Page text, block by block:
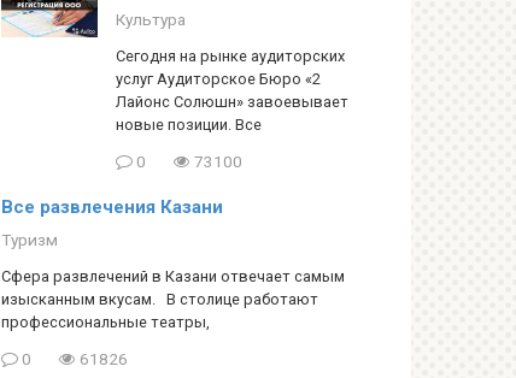
Культура
Сегодня на рынке аудиторских
услуг Аудиторское Бюро «2
Лайонс Солюшн» завоевывает
новые позиции. Все
0 73100
Все развлечения Казани
Туризм
Сфера развлечений в Казани отвечает самым
изысканным вкусам. В столице работают
профессиональные театры,
0 61826